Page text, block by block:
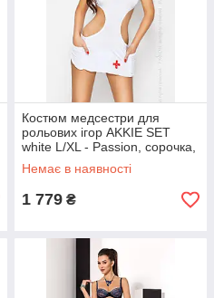
Костюм медсестри для
рольових ігор AKKIE SET
white L/XL - Passion, сорочка,
трусики, шапочка
Немає в наявності
1 779 ₴